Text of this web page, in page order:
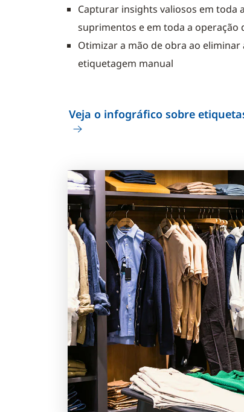
Capturar insights valiosos em toda
suprimentos e em toda a operação
Otimizar a mão de obra ao eliminar
etiquetagem manual
Veja o infográfico sobre